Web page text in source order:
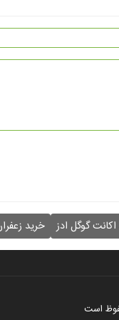
گوگل ادز خرید
است